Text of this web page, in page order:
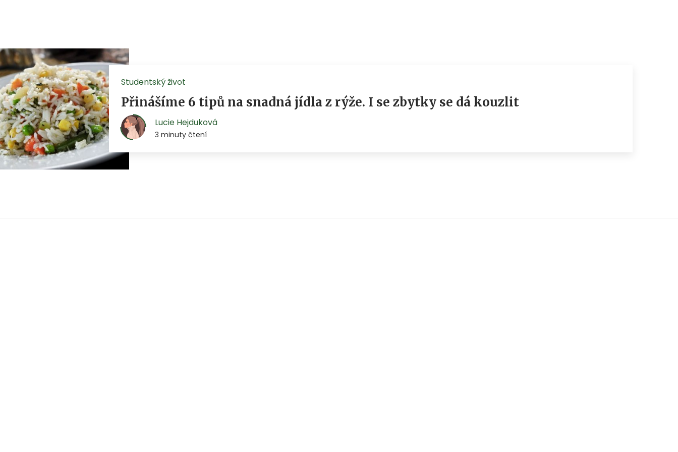
Studentský život
Přinášíme 6 tipů na snadná jídla z rýže. I se zbytky se dá kouzlit
Lucie Hejduková
3 minuty čtení